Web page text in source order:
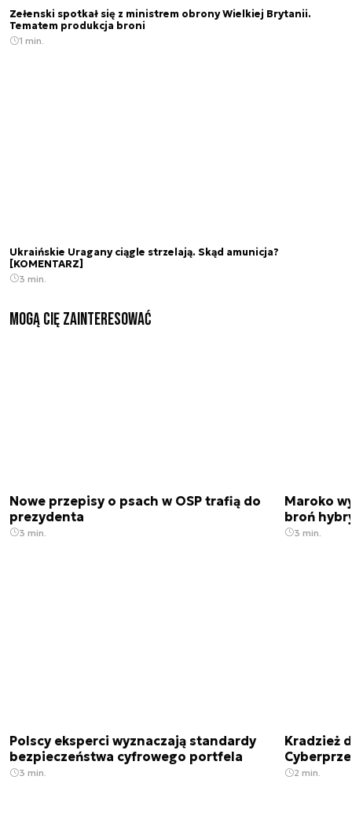
Zełenski spotkał się z ministrem obrony Wielkiej Brytanii.
Tematem produkcja broni
1 min.
Ukraińskie Uragany ciągle strzelają. Skąd amunicja?
[KOMENTARZ]
3 min.
Mogą Cię zainteresować
Nowe przepisy o psach w OSP trafią do
prezydenta
3 min.
Maroko
broń
3 min.
Polscy eksperci wyznaczają standardy
bezpieczeństwa cyfrowego portfela
3 min.
Kradzież
2 min.